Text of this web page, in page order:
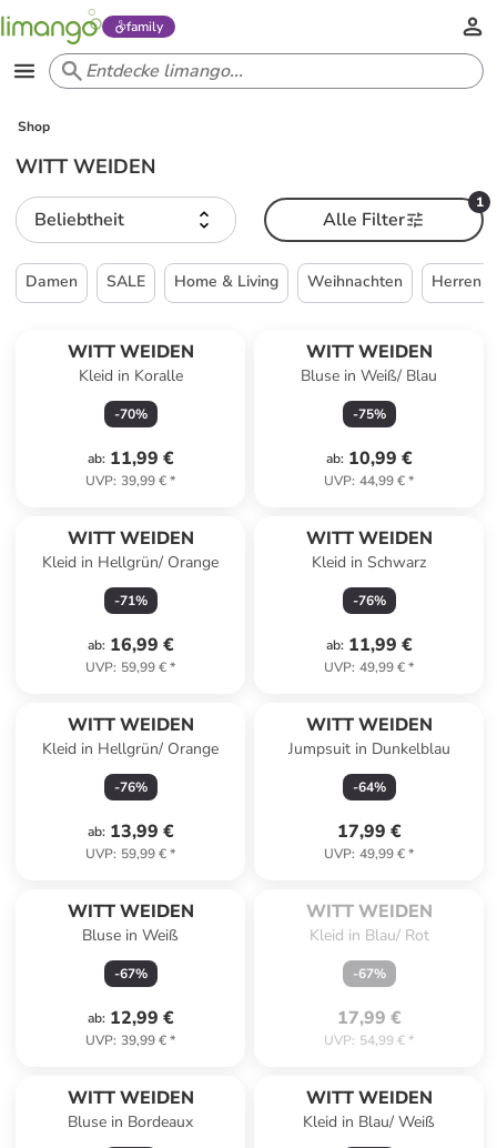
family
Shop
WITT WEIDEN
Beliebtheit
1
Alle Filter
Damen SALE Home & Living Weihnachten Herren
WITT WEIDEN
Kleid in Koralle
-70%
ab: 11,99 €
UVP: 39,99 €*
WITT WEIDEN
Bluse in Weiß/ Blau
-75%
ab: 10,99 €
UVP: 44,99 €*
WITT WEIDEN
Kleid in Hellgrün/ Orange
-71%
ab: 16,99 €
UVP: 59,99 €*
WITT WEIDEN
Kleid in Schwarz
-76%
ab: 11,99 €
UVP: 49,99 €*
WITT WEIDEN
Kleid in Hellgrün/ Orange
-76%
ab: 13,99 €
UVP: 59,99 €*
WITT WEIDEN
Jumpsuit in Dunkelblau
-64%
17,99 €
UVP: 49,99 €*
WITT WEIDEN
Bluse in Weiß
-67%
ab: 12,99 €
UVP: 39,99 €*
WITT WEIDEN
Kleid in Blau/ Rot
-67%
17,99 €
UVP: 54,99 €*
WITT WEIDEN
Bluse in Bordeaux
WITT WEIDEN
Kleid in Blau/ Weiß